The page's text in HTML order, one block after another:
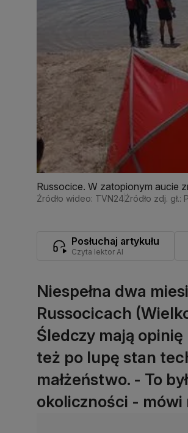
Russocice. W zatopionym aucie
Źródło wideo: TVN24Źródło zdj. gł.:
Posłuchaj artykułu
Czyta lektor AI
Niespełna dwa
Russocicach
Śledczy mają
też po lupę stan
małżeństwo. - To
okoliczności -